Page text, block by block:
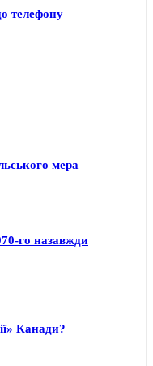
телефону
мера
го назавжди
Канади?